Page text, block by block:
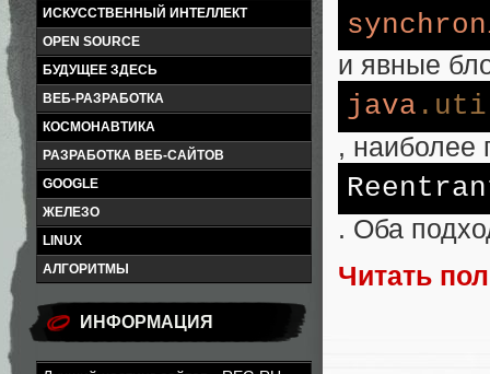
ИСКУССТВЕННЫЙ ИНТЕЛЛЕКТ
OPEN SOURCE
БУДУЩЕЕ ЗДЕСЬ
ВЕБ-РАЗРАБОТКА
КОСМОНАВТИКА
РАЗРАБОТКА ВЕБ-САЙТОВ
GOOGLE
ЖЕЛЕЗО
LINUX
АЛГОРИТМЫ
ИНФОРМАЦИЯ
и явные
java
, наиболее
. Оба
Читать